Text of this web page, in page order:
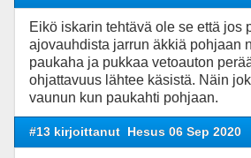
Eikö iskarin tehtävä ole se että jos
ajovauhdista jarrun äkkiä pohjaan
paukaha ja pukkaa vetoauton
ohjattavuus lähtee käsistä. Näin
vaunun kun paukahti pohjaan.
#13 kirjoittanut Hesus 06 Sep 2020